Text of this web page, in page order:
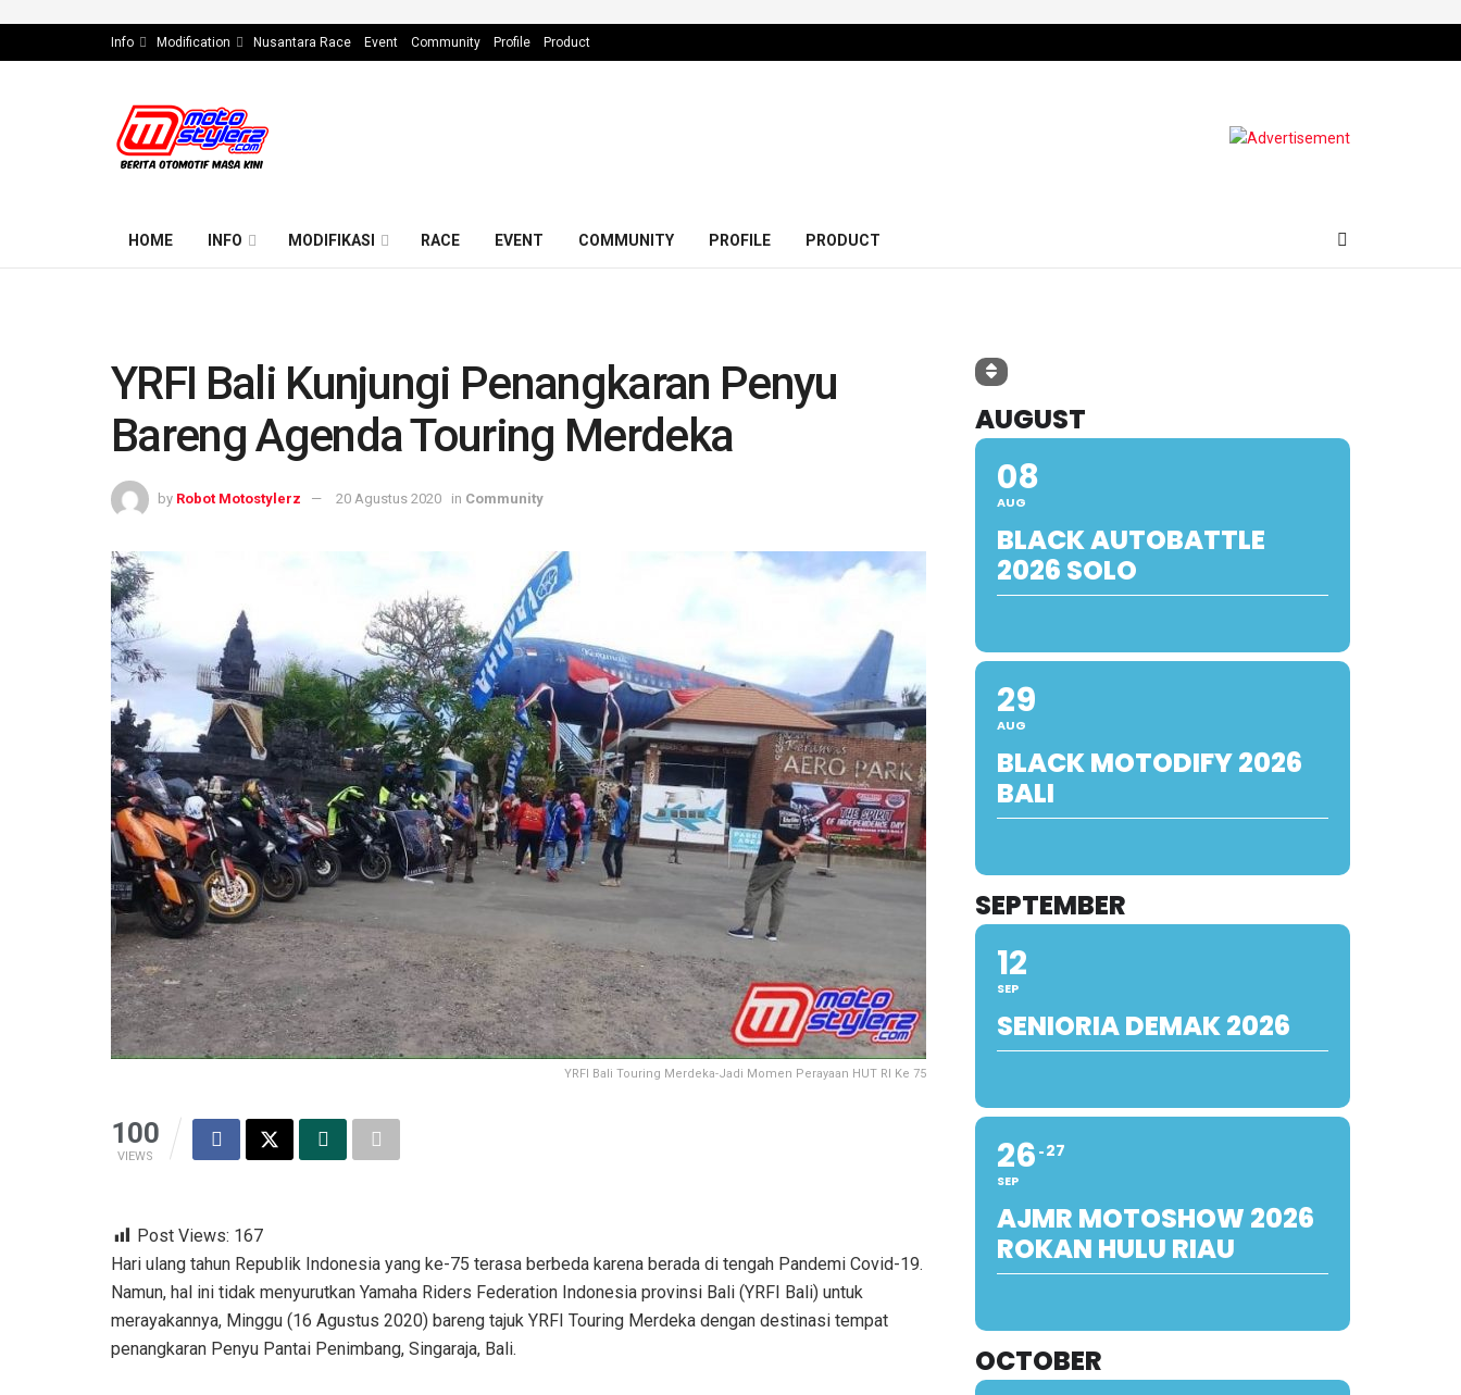
Info Modification Nusantara Race Event Community Profile Product
HOME INFO MODIFIKASI RACE EVENT COMMUNITY PROFILE PRODUCT
YRFI Bali Kunjungi Penangkaran Penyu
Bareng Agenda Touring Merdeka
by Robot Motostylerz 20 Agustus 2020 in Community
YRFI Bali Touring Merdeka-Jadi Momen Perayaan HUT RI Ke 75
100
VIEWS
Post Views: 167
Hari ulang tahun Republik Indonesia yang ke-75 terasa berbeda karena berada di tengah Pandemi Covid-19.
Namun, hal ini tidak menyurutkan Yamaha Riders Federation Indonesia provinsi Bali (YRFI Bali) untuk
merayakannya, Minggu (16 Agustus 2020) bareng tajuk YRFI Touring Merdeka dengan destinasi tempat
penangkaran Penyu Pantai Penimbang, Singaraja, Bali.
AUGUST
08
AUG
BLACK AUTOBATTLE
2026 SOLO
29
AUG
BLACK MOTODIFY 2026
BALI
SEPTEMBER
12
SEP
SENIORIA DEMAK 2026
26
SEP
27
AJMR MOTOSHOW 2026
ROKAN HULU RIAU
OCTOBER